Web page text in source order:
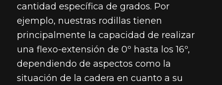
cantidad específica de grados. Por
ejemplo, nuestras rodillas tienen
principalmente la capacidad de realizar
una flexo-extensión de 0º hasta los 16º,
dependiendo de aspectos como la
situación de la cadera en cuanto a su